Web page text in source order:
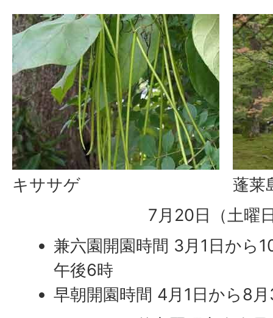
キササゲ
蓬莱
7月20日（土曜
兼六園開園時間 3月1日から
午後6時
早朝開園時間 4月1日から8